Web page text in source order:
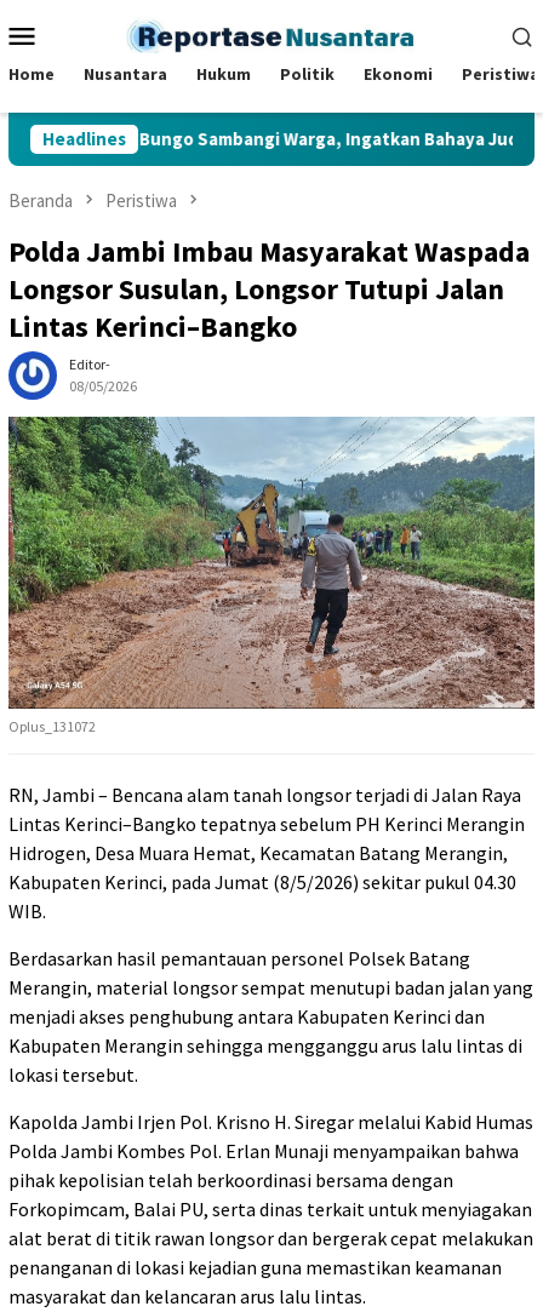
ke
Mobile
Home Nusantara Hukum Politik Ekonomi Peristiwa
Headlines
Muara Bungo Sambangi Warga, Ingatkan Bahaya Judi Online
Beranda Peristiwa
Polda Jambi Imbau Masyarakat Waspada
Longsor Susulan, Longsor Tutupi Jalan
Lintas Kerinci–Bangko
Editor-
08/05/2026
Oplus_131072
RN, Jambi – Bencana alam tanah longsor terjadi di Jalan Raya
Lintas Kerinci–Bangko tepatnya sebelum PH Kerinci Merangin
Hidrogen, Desa Muara Hemat, Kecamatan Batang Merangin,
Kabupaten Kerinci, pada Jumat (8/5/2026) sekitar pukul 04.30
WIB.
Berdasarkan hasil pemantauan personel Polsek Batang
Merangin, material longsor sempat menutupi badan jalan yang
menjadi akses penghubung antara Kabupaten Kerinci dan
Kabupaten Merangin sehingga mengganggu arus lalu lintas di
lokasi tersebut.
Kapolda Jambi Irjen Pol. Krisno H. Siregar melalui Kabid Humas
Polda Jambi Kombes Pol. Erlan Munaji menyampaikan bahwa
pihak kepolisian telah berkoordinasi bersama dengan
Forkopimcam, Balai PU, serta dinas terkait untuk menyiagakan
alat berat di titik rawan longsor dan bergerak cepat melakukan
penanganan di lokasi kejadian guna memastikan keamanan
masyarakat dan kelancaran arus lalu lintas.